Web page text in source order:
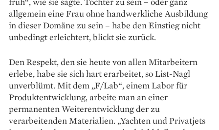
allgemein eine Frau ohne handwerkliche Ausbildung
in dieser Domäne zu sein – habe den Einstieg nicht
unbedingt erleichtert, blickt sie zurück.
Den Respekt, den sie heute von allen Mitarbeitern
erlebe, habe sie sich hart erarbeitet, so List-Nagl
unverblümt. Mit dem „F/Lab“, einem Labor für
Produktentwicklung, arbeite man an einer
permanenten Weiterentwicklung der zu
verarbeitenden Materialien. „Yachten und Privatjets